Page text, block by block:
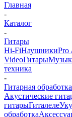
Главная
-
Каталог
-
Гитары
Hi-FiНаушникиPro
VideoГитары
техника
-
Гитарная обработка
Акустические
гитарыГиталеле
обработка